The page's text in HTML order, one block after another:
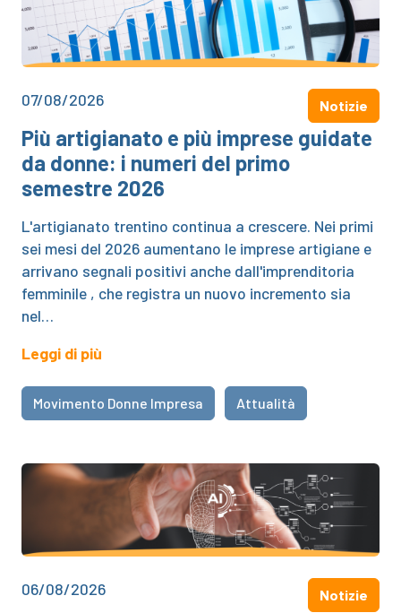
07/08/2026 Notizie
Più artigianato e più imprese guidate
da donne: i numeri del primo
semestre 2026
L'artigianato trentino continua a crescere. Nei primi
sei mesi del 2026 aumentano le imprese artigiane e
arrivano segnali positivi anche dall'imprenditoria
femminile , che registra un nuovo incremento sia
nel…
Leggi di più
Movimento Donne Impresa Attualità
06/08/2026 Notizie